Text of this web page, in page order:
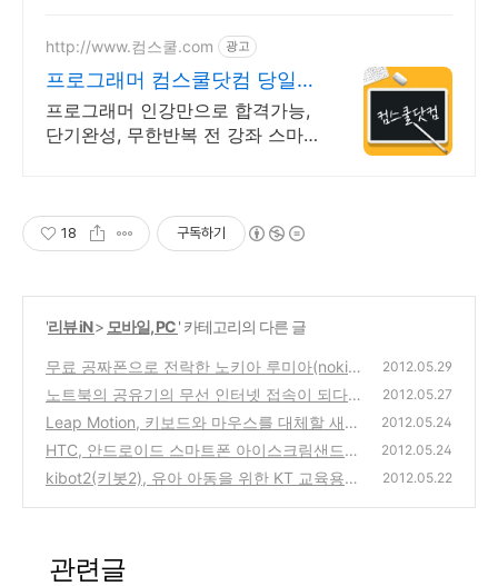
http://www.컴스쿨.com 광고
프로그래머 컴스쿨닷컴 당일
신청&결제시 기프티콘!
프로그래머 인강만으로 합격가능,
단기완성, 무한반복 전 강좌 스마
18 구독하기
'리뷰 iN> 모바일, PC' 카테고리의 다른 글
무료 공짜폰으로 전락한 노키아 루미아(nokia
lumia) 710 윈도우 망고폰, 잠시 사용해본 소
감
2012.05.29
노트북의 공유기의 무선 인터넷 접속이 되다가
안되다가 하는 경우의 채널설정 변경을 통한
해결방법
(8)
2012.05.27
Leap Motion, 키보드와 마우스를 대체할 새로
운 동작인식 입력장치 립모션의 출연!
(0)
2012.05.24
HTC, 안드로이드 스마트폰 아이스크림샌드위
치 4.0 업데이트 일정 공개과 KT의 일정은?
2012.05.24
kibot2(키봇2), 유아 아동을 위한 KT 교육용
2012.05.22
관련글